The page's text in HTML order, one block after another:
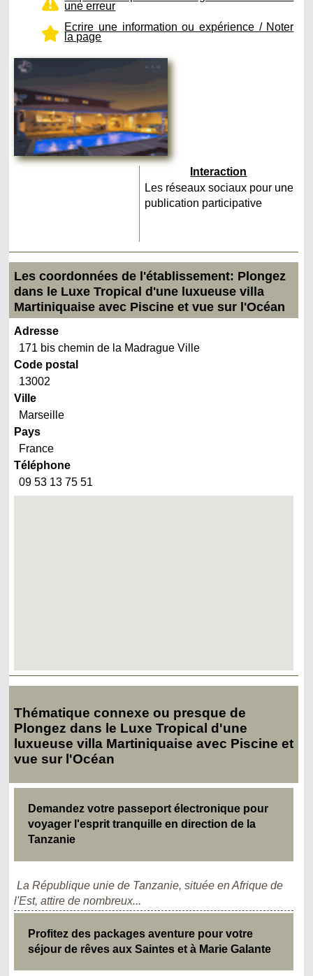
une erreur
Ecrire une information ou expérience / Noter
la page
Interaction
Les réseaux sociaux pour une
publication participative
Les coordonnées de l'établissement: Plongez
dans le Luxe Tropical d'une luxueuse villa
Martiniquaise avec Piscine et vue sur l'Océan
Adresse
171 bis chemin de la Madrague Ville
Code postal
13002
Ville
Marseille
Pays
France
Téléphone
09 53 13 75 51
Thématique connexe ou presque de
Plongez dans le Luxe Tropical d'une
luxueuse villa Martiniquaise avec Piscine et
vue sur l'Océan
Demandez votre passeport électronique pour
voyager l'esprit tranquille en direction de la
Tanzanie
La République unie de Tanzanie, située en Afrique de
l'Est, attire de nombreux...
Profitez des packages aventure pour votre
séjour de rêves aux Saintes et à Marie Galante